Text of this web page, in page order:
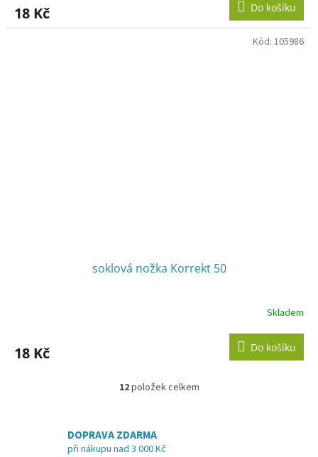
18 Kč Do košíku
soklová nožka Korrekt 50
Skladem
18 Kč Do košíku
Kód: 105986
O
d
12položek celkem
DOPRAVA ZDARMA
při nákupu nad 3 000 Kč